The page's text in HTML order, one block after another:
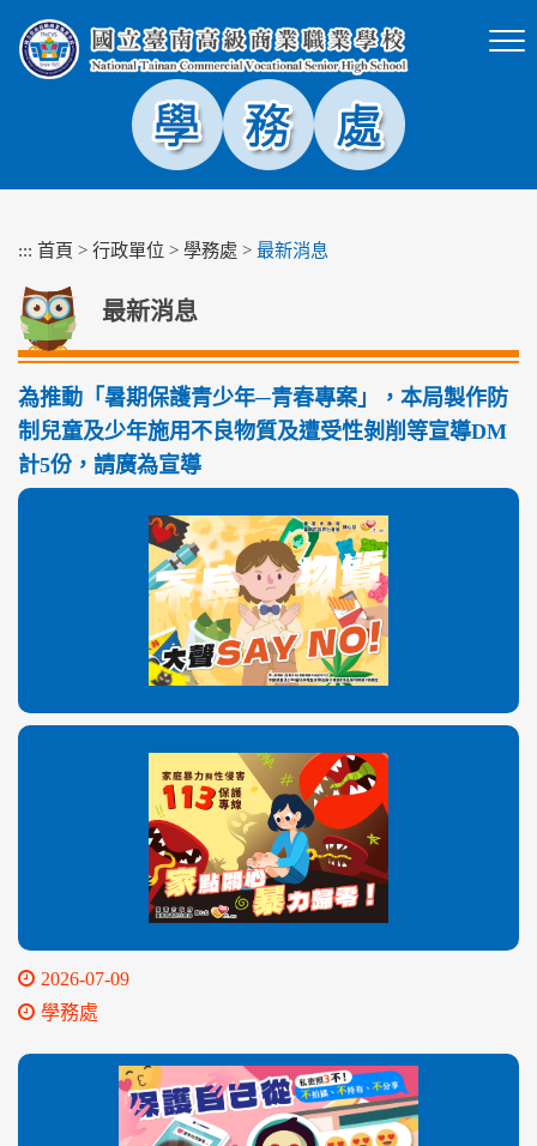
塊
::: 首頁 > 行政單位 > 學務處 > 最新消息
最新消息
為推動「暑期保護青少年─青春專案」，本局製作防
制兒童及少年施用不良物質及遭受性剝削等宣導DM
計5份，請廣為宣導
2026-07-09
學務處